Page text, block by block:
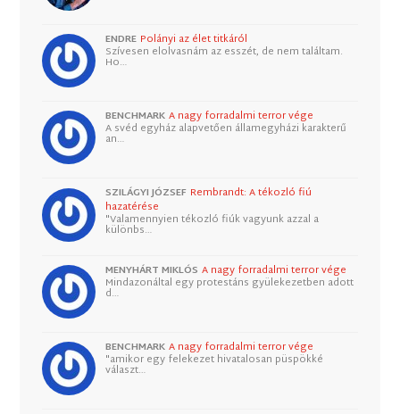
ENDRE Polányi az élet titkáról
Szívesen elolvasnám az esszét, de nem találtam.
Ho…
BENCHMARK A nagy forradalmi terror vége
A svéd egyház alapvetően államegyházi karakterű
an…
SZILÁGYI JÓZSEF Rembrandt: A tékozló fiú
hazatérése
"Valamennyien tékozló fiúk vagyunk azzal a
különbs…
MENYHÁRT MIKLÓS A nagy forradalmi terror vége
Mindazonáltal egy protestáns gyülekezetben adott
d…
BENCHMARK A nagy forradalmi terror vége
"amikor egy felekezet hivatalosan püspökké
választ…